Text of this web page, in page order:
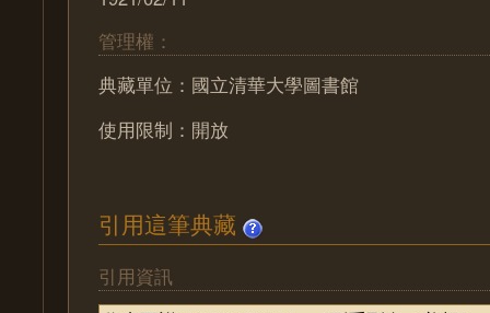
管理權：
典藏單位：國立清華大學圖書館
使用限制：開放
引用這筆典藏
引用資訊